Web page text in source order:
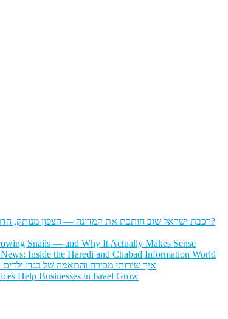
רכבת ישראל שוב חותכת את המדינה — הצפון מנותק, הדרום מתוסכל, והחשפניות שואלות: איך בכלל להגיע לעבודה?
Snails — and Why It Actually Makes Sense
Inside the Haredi and Chabad Information World
איך שירותי מכירה והתאמה של בגדי
Help Businesses in Israel Grow